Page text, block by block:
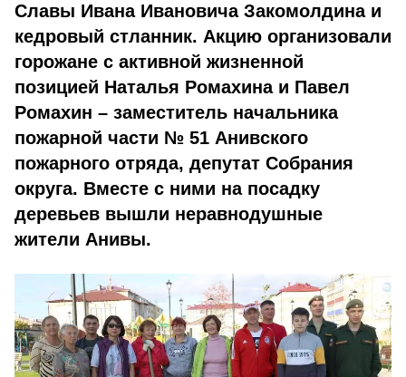
Славы Ивана Ивановича Закомолдина и
кедровый стланник. Акцию организовали
горожане с активной жизненной
позицией Наталья Ромахина и Павел
Ромахин – заместитель начальника
пожарной части № 51 Анивского
пожарного отряда, депутат Собрания
округа. Вместе с ними на посадку
деревьев вышли неравнодушные
жители Анивы.